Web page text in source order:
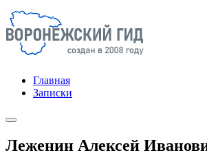
Главная
Записки
Леженин Алексей